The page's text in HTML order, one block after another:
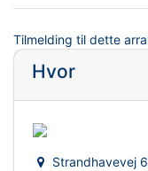
Tilmelding til dette
Hvor
Strandhavevej